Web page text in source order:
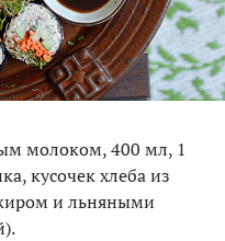
молоком, 400 мл, 1
кусочек хлеба из
и льняными